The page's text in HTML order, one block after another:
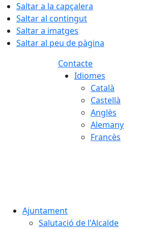
Saltar a la capçalera
Saltar al contingut
Saltar a imatges
Saltar al peu de pàgina
Contacte
Idiomes
Català
Castellà
Anglès
Alemany
Francès
Ajuntament
Salutació de l'Alcalde